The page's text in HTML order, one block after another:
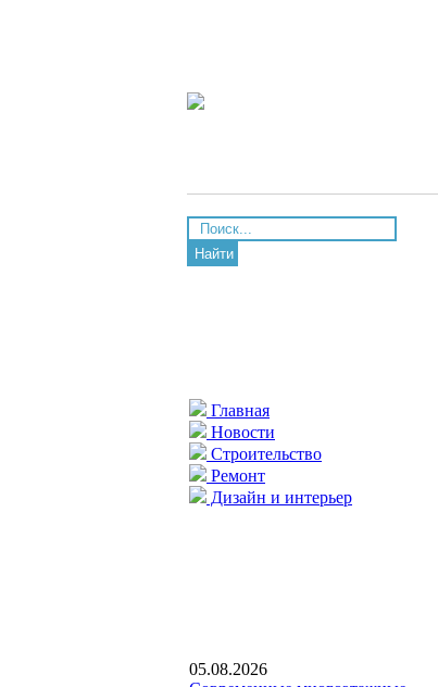
Найти
Главная
Новости
Строительство
Ремонт
Дизайн и интерьер
05.08.2026